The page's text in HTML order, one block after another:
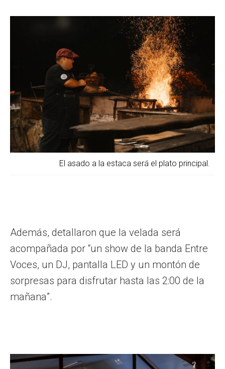
El asado a la estaca será el plato principal.
Además, detallaron que la velada será
acompañada por “un show de la banda Entre
Voces, un DJ, pantalla LED y un montón de
sorpresas para disfrutar hasta las 2:00 de la
mañana”.